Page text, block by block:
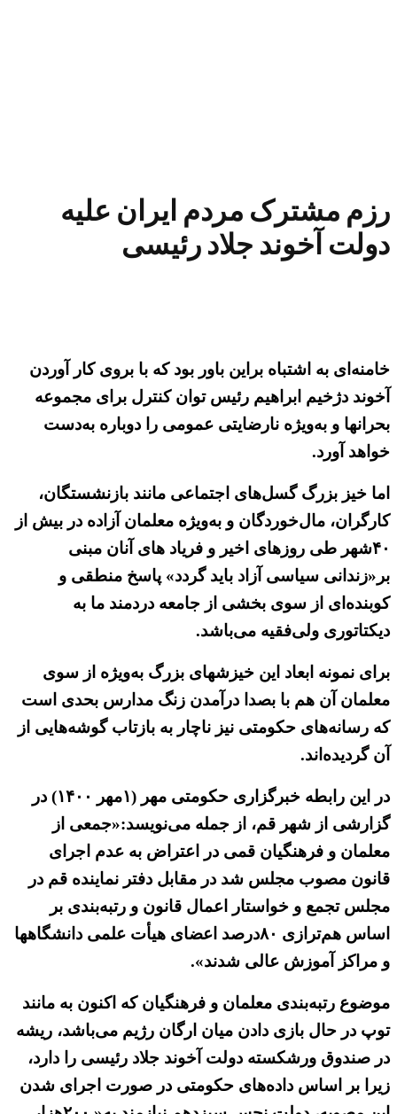
رزم مشترک مردم ایران علیه
دولت آخوند جلاد رئیسی
خامنه‌ای به اشتباه براین باور بود که با بروی کار آوردن
آخوند دژخیم ابراهیم رئیس توان کنترل برای مجموعه
بحرانها و به‌ویژه نارضایتی عمومی را دوباره به‌دست
خواهد آورد.
اما خیز بزرگ گسل‌های اجتماعی مانند بازنشستگان،
کارگران، مال‌خوردگان و به‌ویژه معلمان آزاده در بیش از
۴۰شهر طی روزهای اخیر و فریاد های آنان مبنی
بر«زندانی سیاسی آزاد باید گردد» پاسخ منطقی و
کوبنده‌ای از سوی بخشی از جامعه دردمند ما به
دیکتاتوری ولی‌فقیه می‌باشد.
برای نمونه ابعاد این خیزشهای بزرگ به‌ویژه از سوی
معلمان آن هم با بصدا درآمدن زنگ مدارس بحدی است
که رسانه‌های حکومتی نیز ناچار به بازتاب گوشه‌هایی از
آن گردیده‌اند.
در این رابطه خبرگزاری حکومتی مهر (۱مهر ۱۴۰۰) در
گزارشی از شهر قم، از جمله می‌نویسد:«جمعی از
معلمان و فرهنگیان قمی در اعتراض به عدم اجرای
قانون مصوب مجلس شد در مقابل دفتر نماینده قم در
مجلس تجمع و خواستار اعمال قانون و رتبه‌بندی بر
اساس هم‌ترازی ۸۰درصد اعضای هیأت علمی دانشگاهها
و مراکز آموزش عالی شدند».
موضوع رتبه‌بندی معلمان و فرهنگیان که اکنون به مانند
توپ در حال بازی دادن میان ارگان رژیم می‌باشد، ریشه
در صندوق ورشکسته دولت آخوند جلاد رئیسی را دارد،
زیرا بر اساس داده‌های حکومتی در صورت اجرای شدن